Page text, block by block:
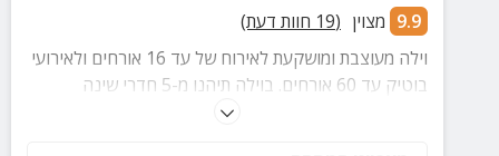
9.9 מצוין (
19 חוות דעת)
וילה מעוצבת ומושקעת לאירוח של עד 16 אורחים ולאירועי
בוטיק עד 60 אורחים. בוילה תיהנו מ-5 חדרי שינה
מרווחים, מתחם ספא מפנק בו בריכה מחוממת, ג'קוזי,